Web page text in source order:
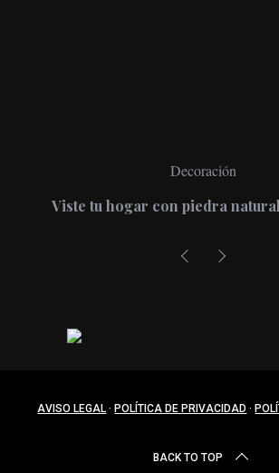
Decoración
Viste tu hogar con piedra
AVISO LEGAL ·POLÍTICA DE PRIVACIDAD ·
BACK TO TOP